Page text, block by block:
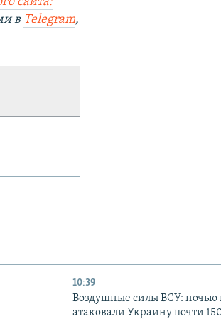
в Telegram,
10:39
Воздушные силы ВСУ: ночью
атаковали Украину почти